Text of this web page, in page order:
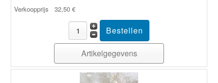
Verkoopprijs 32,50 €
Artikelgegevens